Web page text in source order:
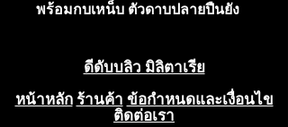
พร้อมกบเหน็บ ตัวดาบปลายปืนยัง
ตำหนิหรือรอยแตกใดๆ ฝักยังอยู่ใน
สภาพดีมากพร้อม ไม่มีความเสีย
หาย ดาบปลายปืนมีเครื่องหมาย
ดีดับบลิว มิลิตาเรีย
หน้าหลัก ร้านค้า ข้อกำหนดและเงื่อนไข
ติดต่อเรา